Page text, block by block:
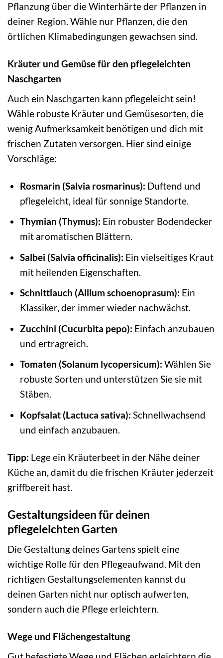
Pflanzung über die Winterhärte der Pflanzen in
deiner Region. Wähle nur Pflanzen, die den
örtlichen Klimabedingungen gewachsen sind.
Kräuter und Gemüse für den pflegeleichten
Naschgarten
Auch ein Naschgarten kann pflegeleicht sein!
Wähle robuste Kräuter und Gemüsesorten, die
wenig Aufmerksamkeit benötigen und dich mit
frischen Zutaten versorgen. Hier sind einige
Vorschläge:
Rosmarin (Salvia rosmarinus): Duftend und
pflegeleicht, ideal für sonnige Standorte.
Thymian (Thymus): Ein robuster Bodendecker
mit aromatischen Blättern.
Salbei (Salvia officinalis): Ein vielseitiges Kraut
mit heilenden Eigenschaften.
Schnittlauch (Allium schoenoprasum): Ein
Klassiker, der immer wieder nachwächst.
Zucchini (Cucurbita pepo): Einfach anzubauen
und ertragreich.
Tomaten (Solanum lycopersicum): Wählen Sie
robuste Sorten und unterstützen Sie sie mit
Stäben.
Kopfsalat (Lactuca sativa): Schnellwachsend
und einfach anzubauen.
Tipp: Lege ein Kräuterbeet in der Nähe deiner
Küche an, damit du die frischen Kräuter jederzeit
griffbereit hast.
Gestaltungsideen für deinen
pflegeleichten Garten
Die Gestaltung deines Gartens spielt eine
wichtige Rolle für den Pflegeaufwand. Mit den
richtigen Gestaltungselementen kannst du
deinen Garten nicht nur optisch aufwerten,
sondern auch die Pflege erleichtern.
Wege und Flächengestaltung